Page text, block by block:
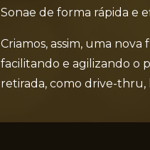
Sonae de forma rápida e
Criamos, assim, uma
facilitando e agilizando o
retirada, como drive-thru,